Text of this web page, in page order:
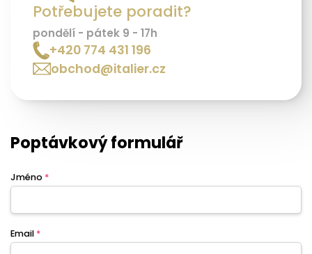
Potřebujete poradit?
pondělí - pátek 9 - 17h
+420 774 431 196
obchod@italier.cz
Poptávkový formulář
Jméno *
Email *